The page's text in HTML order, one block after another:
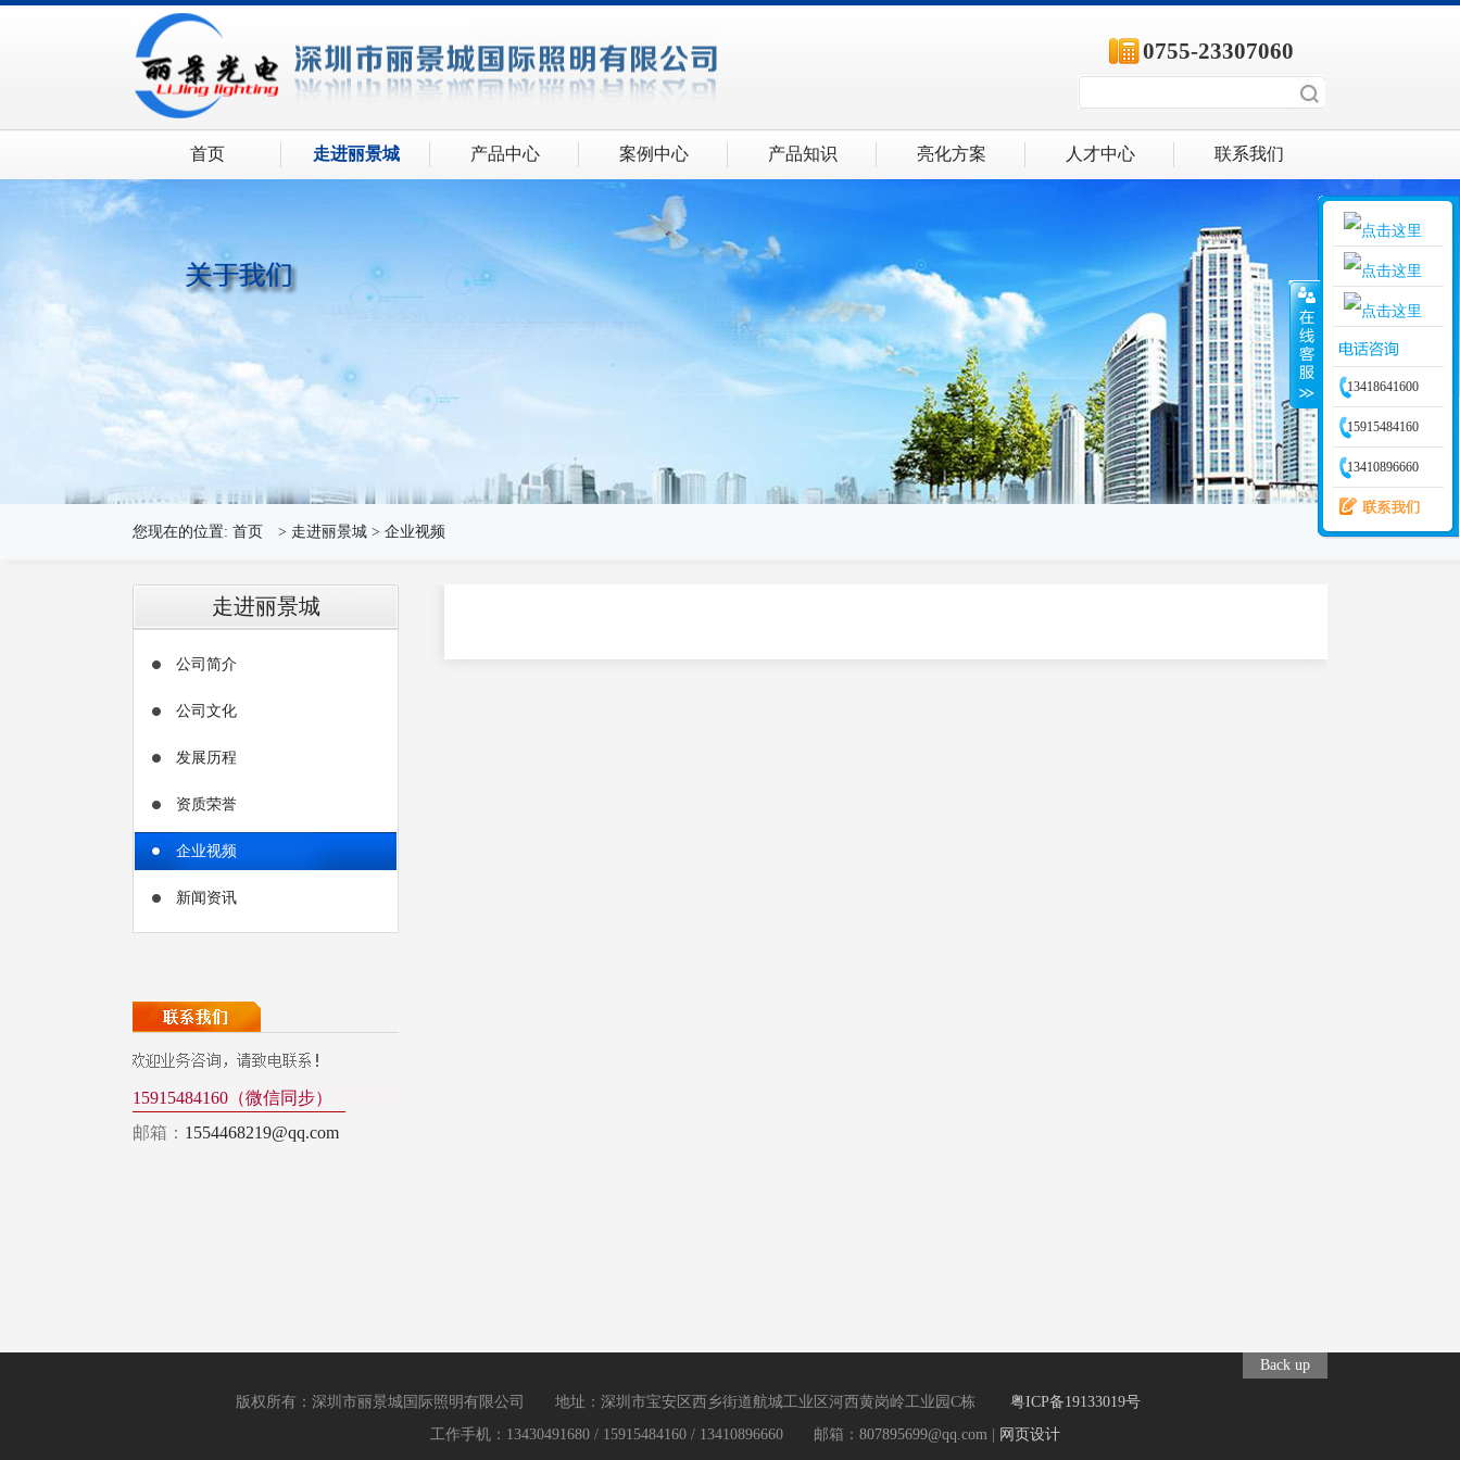
0755-23307060
首页 走进丽景城 产品中心 案例中心 产品知识 亮化方案 人才中心 联系我们
您现在的位置: 首页 > 走进丽景城 > 企业视频
走进丽景城
公司简介
公司文化
发展历程
资质荣誉
企业视频
新闻资讯
15915484160（微信同步）
邮箱： 1554468219@qq.com
Back up
版权所有：深圳市丽景城国际照明有限公司 地址：深圳市宝安区西乡街道航城工业区河西黄岗岭工业园C栋 粤ICP备19133019号
工作手机：13430491680 / 15915484160 / 13410896660 邮箱： 807895699@qq.com 网页设计
客服一
客服二
客服三
13418641600
15915484160
13410896660